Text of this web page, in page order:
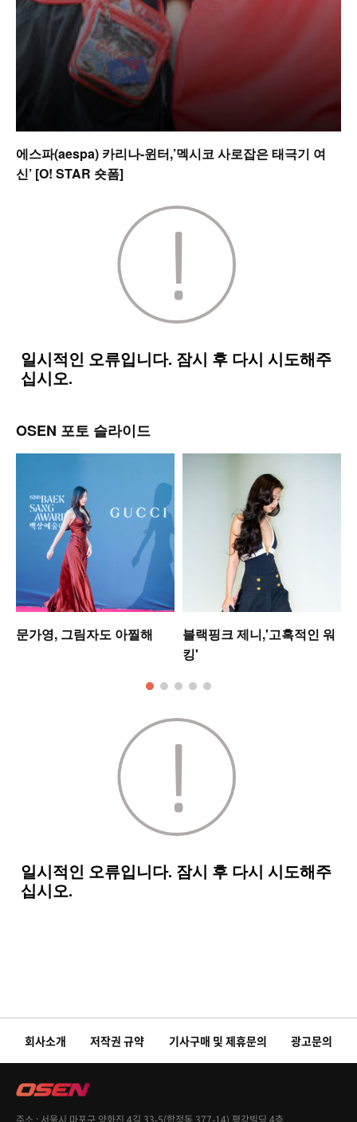
에스파(aespa) 카리나-윈터,’멕시코 사로잡은 태극기 여
신’ [O! STAR 숏폼]
OSEN 포토 슬라이드
문가영, 그림자도 아찔해
블랙핑크 제니,'고혹적인 워
킹'
회사소개 저작권 규약 기사구매 및 제휴문의 광고문의